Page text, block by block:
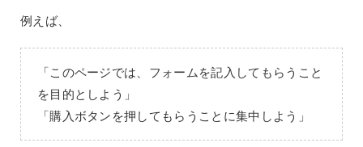
例えば、
「このページでは、フォームを記入してもらうこと
を目的としよう」
「購入ボタンを押してもらうことに集中しよう」